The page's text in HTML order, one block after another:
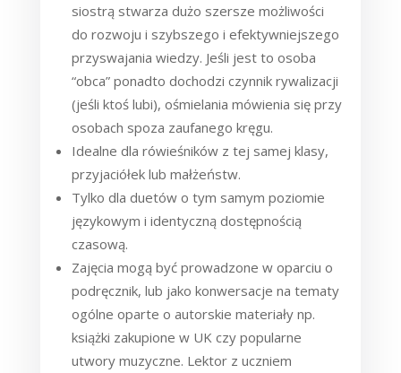
siostrą stwarza dużo szersze możliwości
do rozwoju i szybszego i efektywniejszego
przyswajania wiedzy. Jeśli jest to osoba
“obca” ponadto dochodzi czynnik rywalizacji
(jeśli ktoś lubi), ośmielania mówienia się przy
osobach spoza zaufanego kręgu.
Idealne dla rówieśników z tej samej klasy,
przyjaciółek lub małżeństw.
Tylko dla duetów o tym samym poziomie
językowym i identyczną dostępnością
czasową.
Zajęcia mogą być prowadzone w oparciu o
podręcznik, lub jako konwersacje na tematy
ogólne oparte o autorskie materiały np.
książki zakupione w UK czy popularne
utwory muzyczne. Lektor z uczniem